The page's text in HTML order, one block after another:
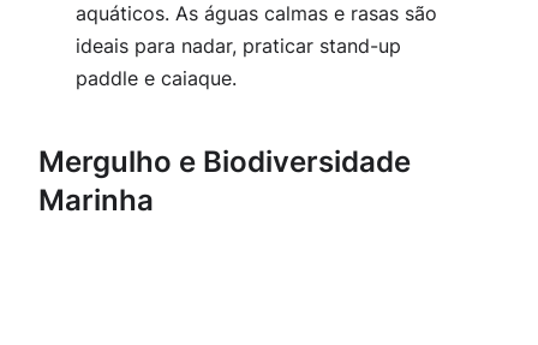
aquáticos. As águas calmas e rasas são
ideais para nadar, praticar stand-up
paddle e caiaque.
Mergulho e Biodiversidade
Marinha